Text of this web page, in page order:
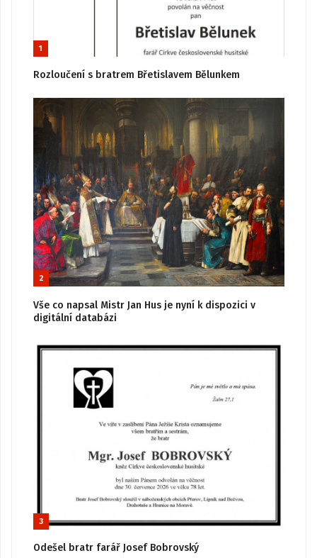
1
Rozloučení s bratrem Břetislavem Bělunkem
2
Vše co napsal Mistr Jan Hus je nyní k dispozici v
digitální databázi
3
Odešel bratr farář Josef Bobrovský